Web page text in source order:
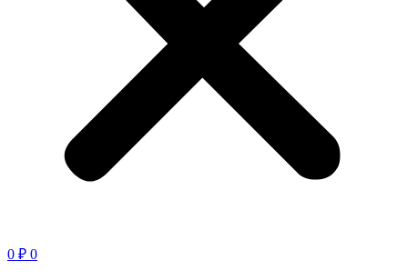
0 ₽ 0